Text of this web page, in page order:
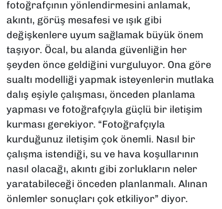
fotoğrafçının yönlendirmesini anlamak,
akıntı, görüş mesafesi ve ışık gibi
değişkenlere uyum sağlamak büyük önem
taşıyor. Öcal, bu alanda güvenliğin her
şeyden önce geldiğini vurguluyor. Ona göre
sualtı modelliği yapmak isteyenlerin mutlaka
dalış eşiyle çalışması, önceden planlama
yapması ve fotoğrafçıyla güçlü bir iletişim
kurması gerekiyor. “Fotoğrafçıyla
kurduğunuz iletişim çok önemli. Nasıl bir
çalışma istendiği, su ve hava koşullarının
nasıl olacağı, akıntı gibi zorlukların neler
yaratabileceği önceden planlanmalı. Alınan
önlemler sonuçları çok etkiliyor” diyor.